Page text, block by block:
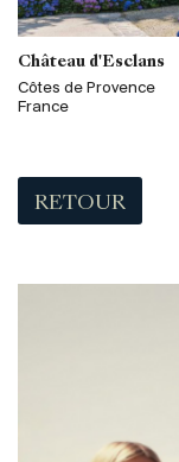
Château d'Esclans
Côtes de Provence
France
RETOUR